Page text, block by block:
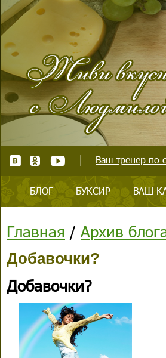
Ваш тренер по
БЛОГ БУКСИР ВАШ
Главная / Архив
Добавочки?
Добавочки?